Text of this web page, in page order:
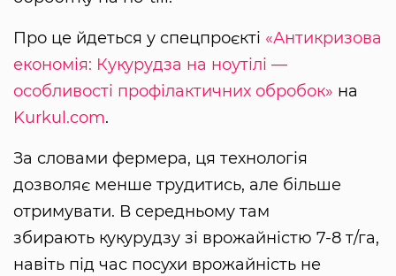
Про це йдеться у спецпроєкті «Антикризова
економія: Кукурудза на ноутілі —
особливості профілактичних обробок» на
Kurkul.com.
За словами фермера, ця технологія
дозволяє менше трудитись, але більше
отримувати. В середньому там
збирають кукурудзу зі врожайністю 7-8 т/га,
навіть під час посухи врожайність не